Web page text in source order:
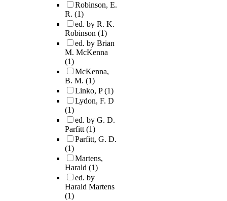
Robinson, E.
R. (1)
ed. by R. K.
Robinson (1)
ed. by Brian
M. McKenna
(1)
McKenna,
B. M. (1)
Linko, P(1)
Lydon, F. D
(1)
ed. by G. D.
Parfitt(1)
Parfitt, G. D.
(1)
Martens,
Harald (1)
ed. by
Harald Martens
(1)